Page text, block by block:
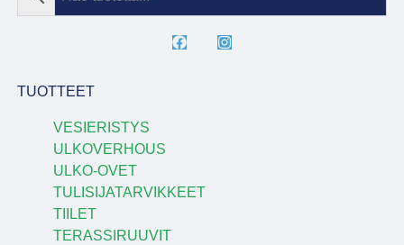
TUOTTEET
VESIERISTYS
ULKOVERHOUS
ULKO-OVET
TULISIJATARVIKKEET
TIILET
TERASSIRUUVIT